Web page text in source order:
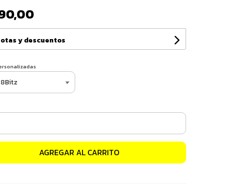
y descuentos
AGREGAR AL CARRITO